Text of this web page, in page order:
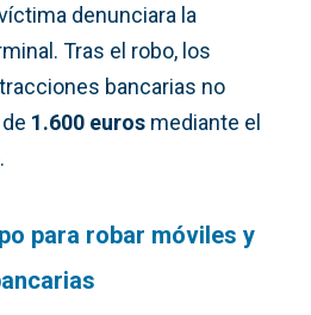
denunciara la
Tras el robo, los
bancarias no
1.600 euros mediante el
para robar móviles y